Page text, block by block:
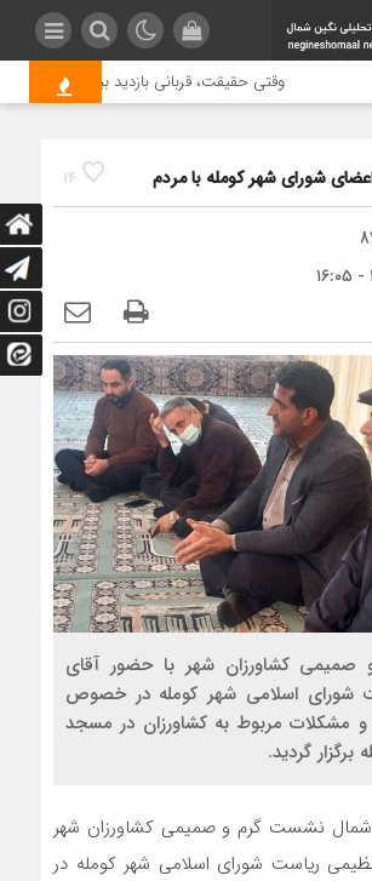
وقتی حقیقت، قربانی بازدید بیشتر می شود |
14 شورای شهر کومله با مردم
کشاورزان شهر با حضور آقای
شورای اسلامی شهر کومله در خصوص
مشکلات مربوط به کشاورزان در مسجد
گردید.
شمال نشست گرم و صمیمی کشاورزان شهر
ریاست شورای اسلامی شهر کومله در